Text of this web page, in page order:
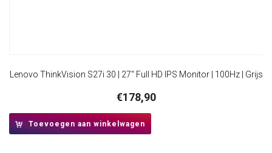
Lenovo ThinkVision S27i 30 | 27″ Full HD IPS Monitor | 100Hz | Grijs
€178,90
Toevoegen aan winkelwagen